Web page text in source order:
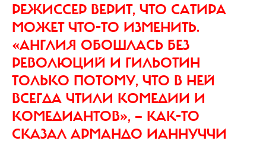
РЕЖИССЕР ВЕРИТ, ЧТО САТИРА
МОЖЕТ ЧТО-ТО ИЗМЕНИТЬ.
«АНГЛИЯ ОБОШЛАСЬ БЕЗ
РЕВОЛЮЦИЙ И ГИЛЬОТИН
ТОЛЬКО ПОТОМУ, ЧТО В НЕЙ
ВСЕГДА ЧТИЛИ КОМЕДИИ И
КОМЕДИАНТОВ», — КАК-ТО
СКАЗАЛ АРМАНДО ИАННУЧЧИ